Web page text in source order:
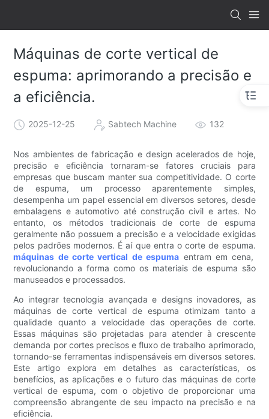
Máquinas de corte vertical de
espuma: aprimorando a precisão e
a eficiência.
2025-12-25 Sabtech Machine 132
Nos ambientes de fabricação e design acelerados de hoje,
precisão e eficiência tornaram-se fatores cruciais para
empresas que buscam manter sua competitividade. O corte
de espuma, um processo aparentemente simples,
desempenha um papel essencial em diversos setores, desde
embalagens e automotivo até construção civil e artes. No
entanto, os métodos tradicionais de corte de espuma
geralmente não possuem a precisão e a velocidade exigidas
pelos padrões modernos. É aí que entra o corte de espuma.
máquinas de corte vertical de espuma entram em cena,
revolucionando a forma como os materiais de espuma são
manuseados e processados.
Ao integrar tecnologia avançada e designs inovadores, as
máquinas de corte vertical de espuma otimizam tanto a
qualidade quanto a velocidade das operações de corte.
Essas máquinas são projetadas para atender à crescente
demanda por cortes precisos e fluxo de trabalho aprimorado,
tornando-se ferramentas indispensáveis ​​em diversos setores.
Este artigo explora em detalhes as características, os
benefícios, as aplicações e o futuro das máquinas de corte
vertical de espuma, com o objetivo de proporcionar uma
compreensão abrangente de seu impacto na precisão e na
eficiência.